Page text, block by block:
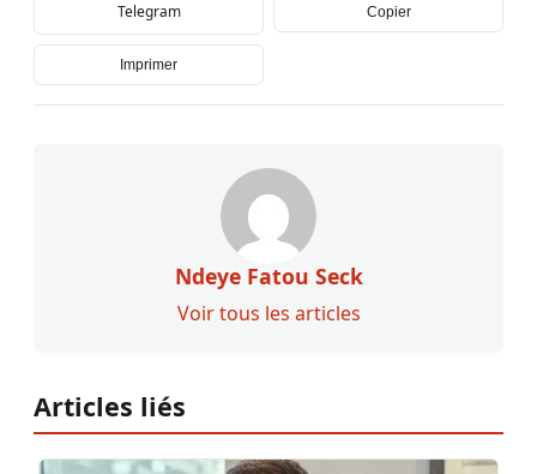
Telegram Copier
Imprimer
Ndeye Fatou Seck
Voir tous les articles
Articles liés